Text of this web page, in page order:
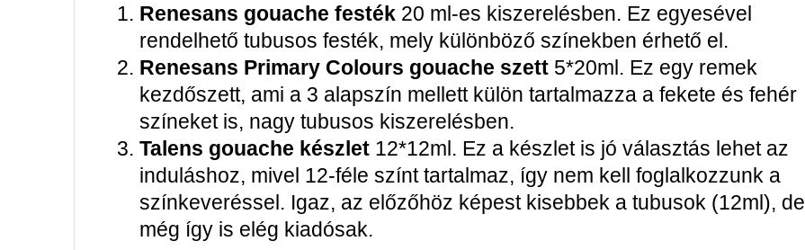
Renesans gouache festék 20 ml-es kiszerelésben. Ez egyesével
rendelhető tubusos festék, mely különböző színekben érhető el.
Renesans Primary Colours gouache szett 5*20ml. Ez egy remek
kezdőszett, ami a 3 alapszín mellett külön tartalmazza a fekete és fehér
színeket is, nagy tubusos kiszerelésben.
Talens gouache készlet 12*12ml. Ez a készlet is jó választás lehet az
induláshoz, mivel 12-féle színt tartalmaz, így nem kell foglalkozzunk a
színkeveréssel. Igaz, az előzőhöz képest kisebbek a tubusok (12ml), de
még így is elég kiadósak.